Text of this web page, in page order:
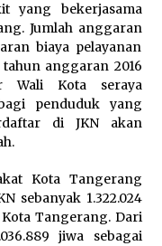
yang bekerjasama
Jumlah anggaran
biaya pelayanan
anggaran 2016
Wali Kota seraya
penduduk yang
di JKN akan
Kota Tangerang
sebanyak 1.322.024
Tangerang. Dari
jiwa sebagai